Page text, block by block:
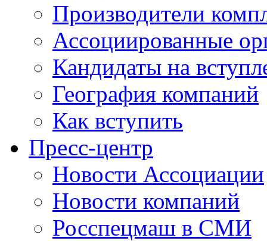
Производители
Ассоциированные
Кандидаты на
География компаний
Как вступить
Пресс-центр
Новости Ассоциации
Новости компаний
Росспецмаш в СМИ